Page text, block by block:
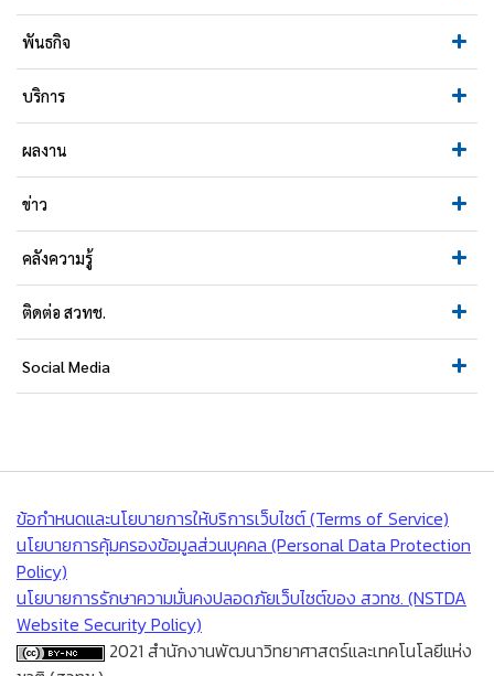
พันธกิจ
บริการ
ผลงาน
ข่าว
คลังความรู้
ติดต่อ สวทช.
Social Media
ข้อกำหนดและนโยบายการให้บริการเว็บไซต์ (Terms of Service)
นโยบายการคุ้มครองข้อมูลส่วนบุคคล (Personal Data Protection
Policy)
นโยบายการรักษาความมั่นคงปลอดภัยเว็บไซต์ของ สวทช. (NSTDA
Website Security Policy)
2021 สำนักงานพัฒนาวิทยาศาสตร์และเทคโนโลยีแห่ง